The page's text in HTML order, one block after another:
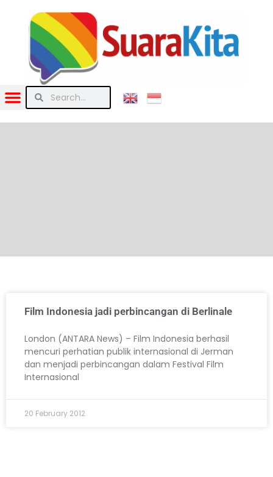
Film Indonesia jadi perbincangan di Berlinale
London (ANTARA News) – Film Indonesia berhasil
mencuri perhatian publik internasional di Jerman
dan menjadi perbincangan dalam Festival Film
Internasional
20 February 2012